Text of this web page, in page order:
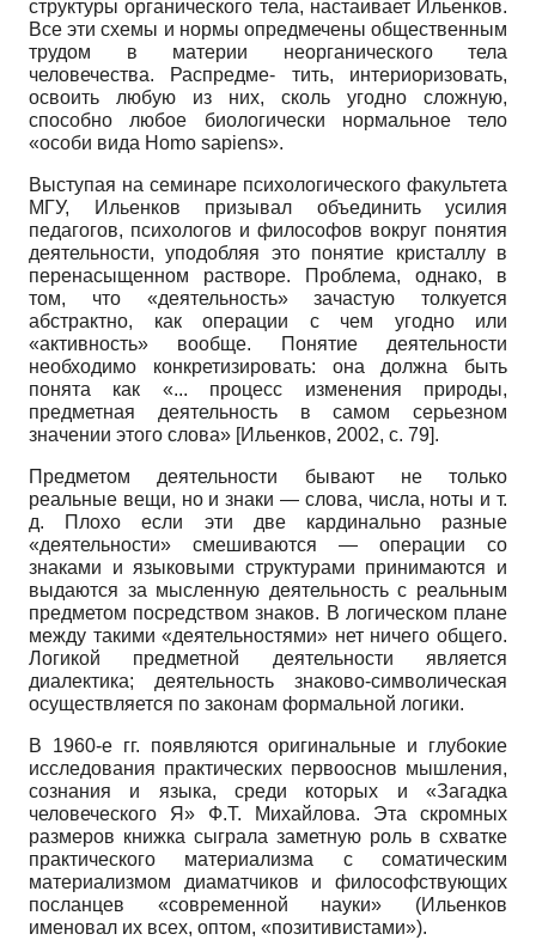
структуры органического тела, настаивает Ильенков.
Все эти схемы и нормы опредмечены общественным
трудом в материи неорганического тела
человечества. Распредме- тить, интериоризовать,
освоить любую из них, сколь угодно сложную,
способно любое биологически нормальное тело
«особи вида Homo sapiens».
Выступая на семинаре психологического факультета
МГУ, Ильенков призывал объединить усилия
педагогов, психологов и философов вокруг понятия
деятельности, уподобляя это понятие кристаллу в
перенасыщенном растворе. Проблема, однако, в
том, что «деятельность» зачастую толкуется
абстрактно, как операции с чем угодно или
«активность» вообще. Понятие деятельности
необходимо конкретизировать: она должна быть
понята как «... процесс изменения природы,
предметная деятельность в самом серьезном
значении этого слова» [Ильенков, 2002, с. 79].
Предметом деятельности бывают не только
реальные вещи, но и знаки — слова, числа, ноты и т.
д. Плохо если эти две кардинально разные
«деятельности» смешиваются — операции со
знаками и языковыми структурами принимаются и
выдаются за мысленную деятельность с реальным
предметом посредством знаков. В логическом плане
между такими «деятельностями» нет ничего общего.
Логикой предметной деятельности является
диалектика; деятельность знаково-символическая
осуществляется по законам формальной логики.
В 1960-е гг. появляются оригинальные и глубокие
исследования практических первооснов мышления,
сознания и языка, среди которых и «Загадка
человеческого Я» Ф.Т. Михайлова. Эта скромных
размеров книжка сыграла заметную роль в схватке
практического материализма с соматическим
материализмом диаматчиков и философствующих
посланцев «современной науки» (Ильенков
именовал их всех, оптом, «позитивистами»).